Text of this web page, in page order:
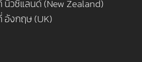
นิวซีแลนด์ (New Zealand)
อังกฤษ (UK)